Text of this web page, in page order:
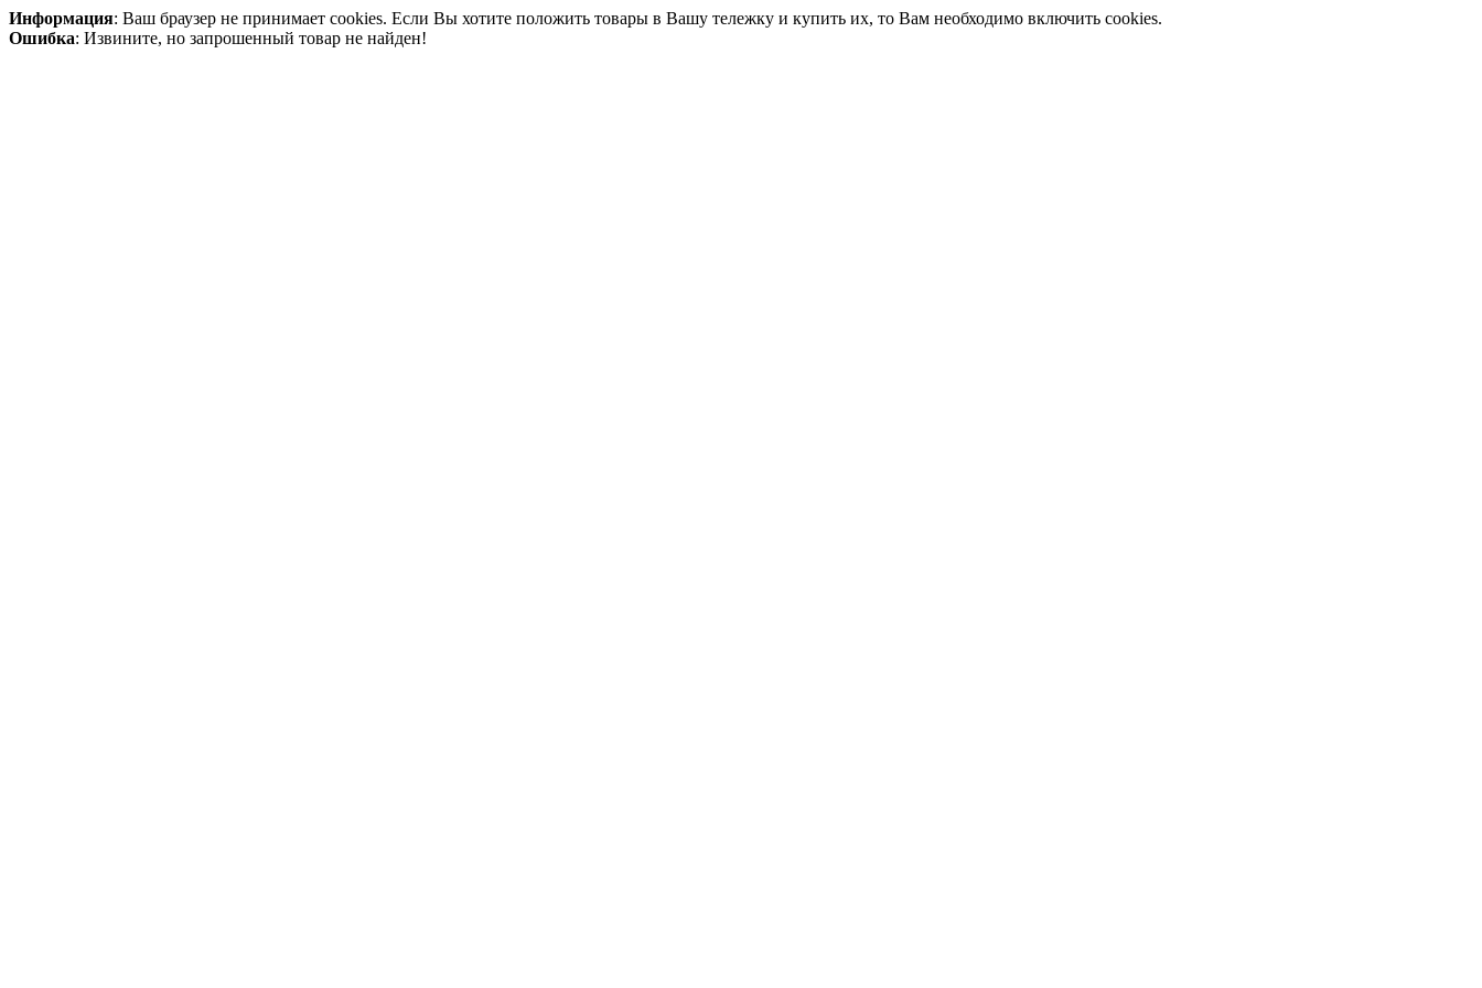
Информация: Ваш браузер не принимает cookies. Если Вы хотите положить товары в Вашу тележку и купить их, то Вам необходимо включить cookies.
Ошибка: Извините, но запрошенный товар не найден!